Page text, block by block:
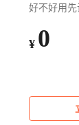
好不好用先
¥ 0